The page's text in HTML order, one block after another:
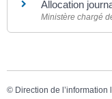
Allocation
Ministère chargé
© Direction de